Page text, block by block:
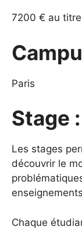
7200 € au titre
Paris
Stage :
Les stages
découvrir le
Chaque